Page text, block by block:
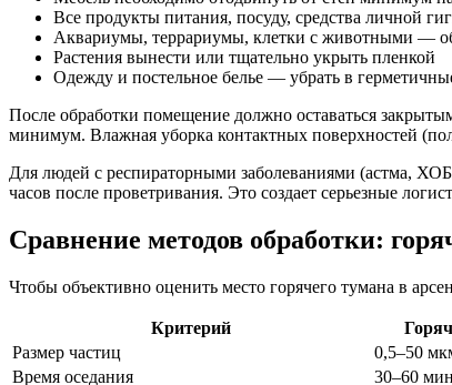
Все продукты питания, посуду, средства личной
Аквариумы, террариумы, клетки с животными —
Растения вынести или тщательно укрыть пленкой
Одежду и постельное белье — убрать в
После обработки помещение должно оставаться
минимум. Влажная уборка контактных поверхностей
Для людей с респираторными заболеваниями (астма,
часов после проветривания. Это создает серьезные
Сравнение методов обработки:
Чтобы объективно оценить место горячего тумана в
Критерий
Размер частиц
0,5–50
Время оседания
30–60 мин